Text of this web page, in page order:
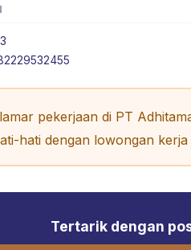
pekerjaan di PT
hati dengan lowongan kerja
Tertarik dengan